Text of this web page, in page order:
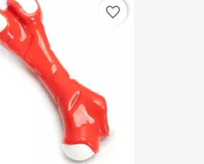
favorite_border